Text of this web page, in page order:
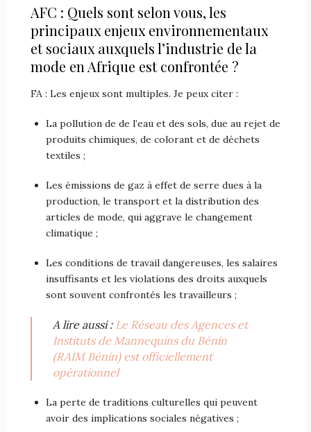
AFC : Quels sont selon vous, les
principaux enjeux environnementaux
et sociaux auxquels l’industrie de la
mode en Afrique est confrontée ?
FA : Les enjeux sont multiples. Je peux citer :
La pollution de de l’eau et des sols, due au rejet de
produits chimiques, de colorant et de déchets
textiles ;
Les émissions de gaz à effet de serre dues à la
production, le transport et la distribution des
articles de mode, qui aggrave le changement
climatique ;
Les conditions de travail dangereuses, les salaires
insuffisants et les violations des droits auxquels
sont souvent confrontés les travailleurs ;
A lire aussi : Le Réseau des Agences et
Instituts de Mannequins du Bénin
(RAIM Bénin) est officiellement
opérationnel
La perte de traditions culturelles qui peuvent
avoir des implications sociales négatives ;